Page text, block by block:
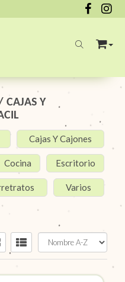
CAJAS Y
Cajas Y Cajones
Cocina Escritorio
Varios